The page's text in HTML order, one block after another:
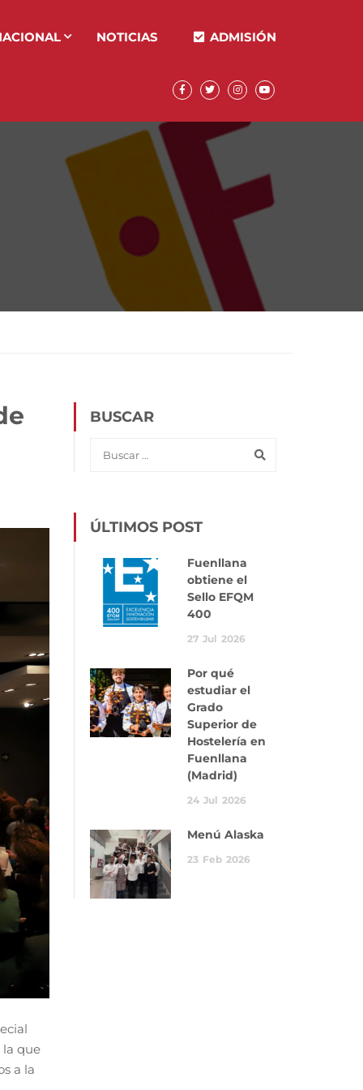
NOTICIAS ADMISIÓN
la que
a la
BUSCAR
ÚLTIMOS POST
Fuenllana
obtiene el
Sello EFQM
400
27 Jul 2026
Por qué
estudiar el
Grado
Superior de
Hostelería en
Fuenllana
(Madrid)
24 Jul 2026
Menú Alaska
23 Feb 2026